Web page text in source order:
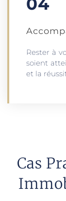
Rester à
soient
et la
Cas